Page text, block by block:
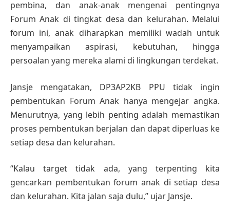
pembina, dan anak-anak mengenai pentingnya
Forum Anak di tingkat desa dan kelurahan. Melalui
forum ini, anak diharapkan memiliki wadah untuk
menyampaikan aspirasi, kebutuhan, hingga
persoalan yang mereka alami di lingkungan terdekat.
Jansje mengatakan, DP3AP2KB PPU tidak ingin
pembentukan Forum Anak hanya mengejar angka.
Menurutnya, yang lebih penting adalah memastikan
proses pembentukan berjalan dan dapat diperluas ke
setiap desa dan kelurahan.
“Kalau target tidak ada, yang terpenting kita
gencarkan pembentukan forum anak di setiap desa
dan kelurahan. Kita jalan saja dulu,” ujar Jansje.